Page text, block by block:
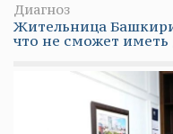
Диагноз
Жительница
что не сможет иметь